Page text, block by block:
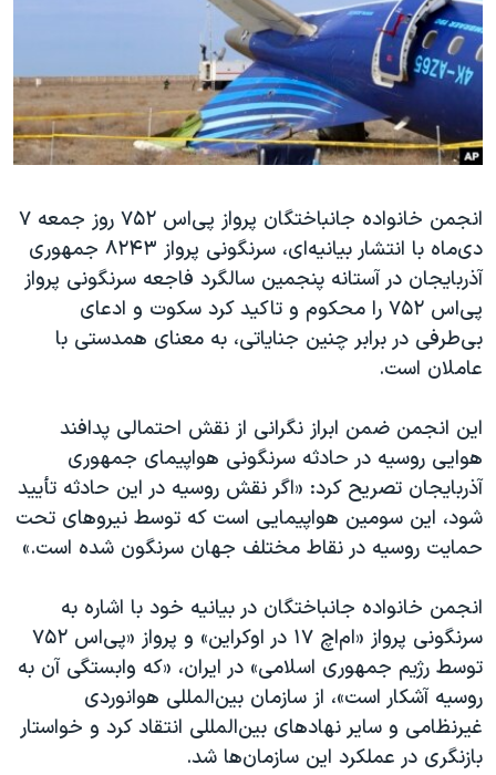
فرهنگ و زندگی
حقوق شهروندی
علم و فناوری
گالری عکس
آرشیو پخش زنده
مستندها
انتخابات ریاست جمهوری آمریکا ۲۰۲۴
حمله جمهوری اسلامی به اسرائیل
رمز مهسا
اعتراضات زن، زندگی، آزادی
مجموعه مستندهای دادخواهی
تریبونال مردمی آبان ۹۸
دادگاه حمید نوری
چهل سال گروگان‌گیری
قانون شفافیت دارائی کادر رهبری ایران
اعتراضات مردمی آبان ۹۸
اسرائیل در جنگ
نرگس محمدی برنده جایزه نوبل صلح
صفحه‌های ویژه
سفر پرزیدنت ترامپ به چین
دنبال کنید
زبانهای مختلف
انجمن خانواده جانباختگان پرواز پی‌اس ۷۵۲ روز جمعه ۷
دی‌ماه با انتشار بیانیه‌ای، سرنگونی پرواز ۸۲۴۳ جمهوری
آذربایجان در آستانه پنجمین سالگرد فاجعه سرنگونی پرواز
پی‌اس ۷۵۲ را محکوم و تاکید کرد سکوت و ادعای
بی‌طرفی در برابر چنین جنایاتی، به معنای همدستی با
عاملان است.
این انجمن ضمن ابراز نگرانی از نقش احتمالی پدافند
هوایی روسیه در حادثه سرنگونی هواپیمای جمهوری
آذربایجان تصریح کرد: «اگر نقش روسیه در این حادثه تأیید
شود، این سومین هواپیمایی است که توسط نیروهای تحت
حمایت روسیه در نقاط مختلف جهان سرنگون شده است.»
انجمن خانواده جانباختگان در بیانیه خود با اشاره به
سرنگونی پرواز «ام‌اچ ۱۷ در اوکراین» و پرواز «پی‌اس ۷۵۲
توسط رژیم جمهوری اسلامی» در ایران، «که وابستگی آن به
روسیه آشکار است»، از سازمان بین‌المللی هوانوردی
غیرنظامی و سایر نهادهای بین‌المللی انتقاد کرد و خواستار
بازنگری در عملکرد این سازمان‌ها شد.